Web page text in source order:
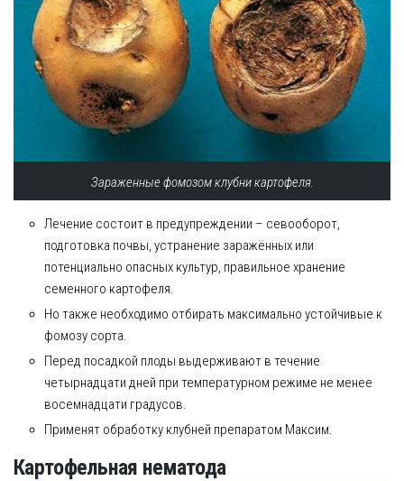
Зараженные фомозом клубни картофеля.
Лечение состоит в предупреждении – севооборот,
подготовка почвы, устранение заражённых или
потенциально опасных культур, правильное хранение
семенного картофеля.
Но также необходимо отбирать максимально устойчивые к
фомозу сорта.
Перед посадкой плоды выдерживают в течение
четырнадцати дней при температурном режиме не менее
восемнадцати градусов.
Применят обработку клубней препаратом Максим.
Картофельная нематода